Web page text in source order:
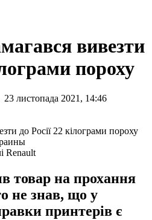
вивезти
пороху
23 листопада 2021, 14:46
Renault
товар на прохання
не знав, що у
принтерів є